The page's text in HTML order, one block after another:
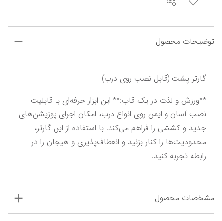
توضیحات محصول
گارتر پشت (قابل نصب روی درب)
رابطه تجربه کنید.
مشخصات محصول